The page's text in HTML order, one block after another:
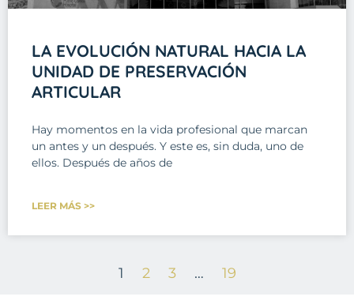
LA EVOLUCIÓN NATURAL HACIA LA
UNIDAD DE PRESERVACIÓN
ARTICULAR
Hay momentos en la vida profesional que marcan
un antes y un después. Y este es, sin duda, uno de
ellos. Después de años de
LEER MÁS >>
1 2 3 … 19